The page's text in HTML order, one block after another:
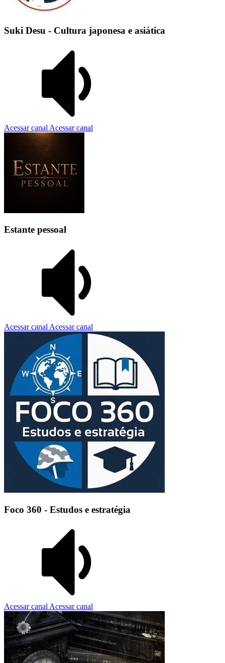
Suki Desu - Cultura japonesa e asiática
Acessar canal Acessar canal
Estante pessoal
Acessar canal Acessar canal
Foco 360 - Estudos e estratégia
Acessar canal Acessar canal